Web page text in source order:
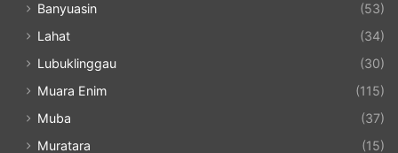
Banyuasin
(53)
Lahat
(34)
Lubuklinggau
(30)
Muara Enim
(115)
Muba
(37)
Muratara
(15)